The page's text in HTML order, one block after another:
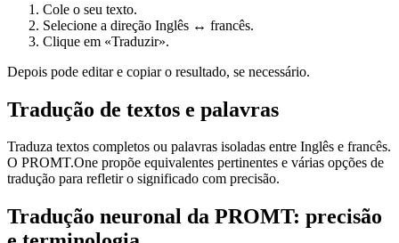
Cole o seu texto.
Selecione a direção Inglês ↔ francês.
Clique em «Traduzir».
Depois pode editar e copiar o resultado, se necessário.
Tradução de textos e palavras
Traduza textos completos ou palavras isoladas entre Inglês e francês.
O PROMT.One propõe equivalentes pertinentes e várias opções de
tradução para refletir o significado com precisão.
Tradução neuronal da PROMT: precisão